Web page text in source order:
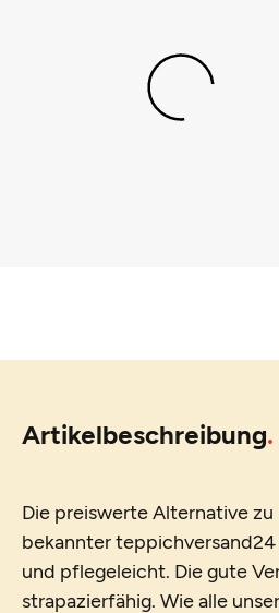
Artikelbeschreibung
Die preiswerte Alternative
bekannter
und pflegeleicht. Die gute
strapazierfähig. Wie alle